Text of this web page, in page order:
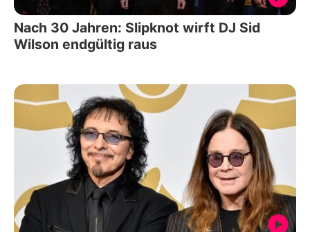
Nach 30 Jahren: Slipknot wirft DJ Sid
Wilson endgültig raus